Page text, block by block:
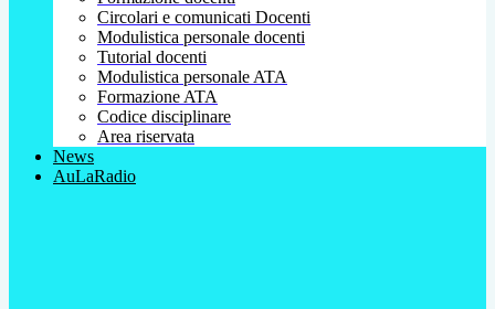
Circolari e comunicati Docenti
Modulistica personale docenti
Tutorial docenti
Modulistica personale ATA
Formazione ATA
Codice disciplinare
Area riservata
News
AuLaRadio